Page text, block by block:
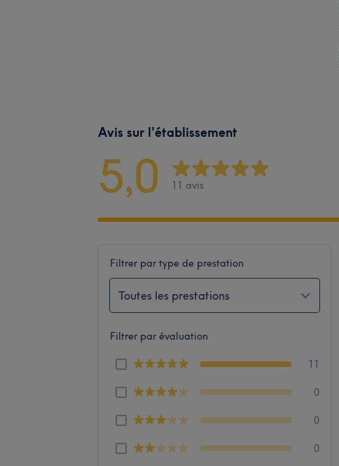
Avis sur l'établissement
5,0 11 avis
Filtrer par type de prestation
Toutes les prestations
Filtrer par évaluation
11
0
0
0